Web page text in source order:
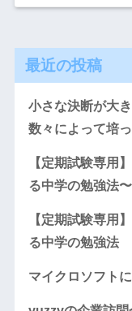
最近の投稿
小さな決断が大
数々によって培
【定期試験専用
る中学の勉強法
【定期試験専用
る中学の勉強法
マイクロソフト